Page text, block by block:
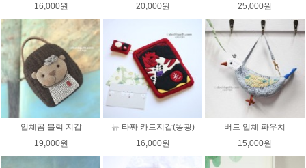
16,000원
20,000원
25,000원
입체곰 블럭 지갑
19,000원
뉴 타짜 카드지갑(똥광)
16,000원
버드 입체 파우치
15,000원